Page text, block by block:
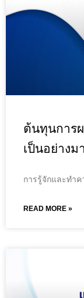
ต้นทุนการ
เป็นอย่างม
การรู้จักและทำค
READ MORE »